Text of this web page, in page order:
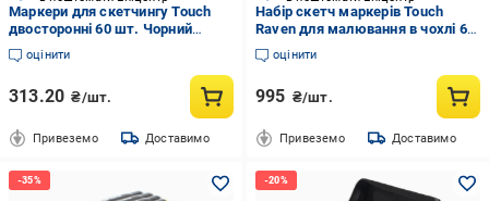
Маркери для скетчингу Touch
двосторонні 60 шт. Чорний
(1507690491)
оцінити
313.20 ₴/шт.
Привеземо Доставимо
Набір скетч маркерів Touch
Raven для малювання в чохлі 60
кольорів (199+154)
оцінити
995 ₴/шт.
Привеземо Доставимо